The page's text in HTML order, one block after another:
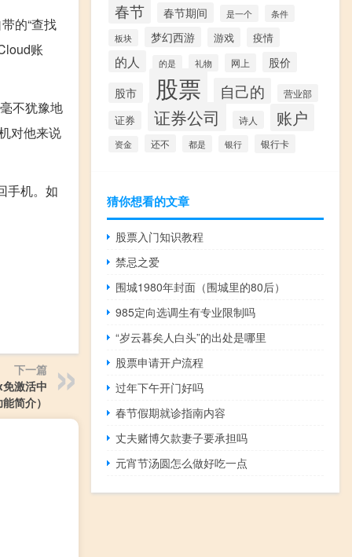
的“查找
账
不犹豫地
对他来说
手机。如
下一篇
激活中
简介）
春节 春节期间 是一个
条件
板块
梦幻西游 游戏 疫情
的人 的是 礼物 网上
股价
股市
股票 自己的 营业部
证券 证券公司 诗人 账户
资金 还不 都是 银行 银行卡
猜你想看的文章
股票入门知识教程
禁忌之爱
围城1980年封面（围城里的80后）
985定向选调生有专业限制吗
“岁云暮矣人白头”的出处是哪里
股票申请开户流程
过年下午开门好吗
春节假期就诊指南内容
丈夫赌博欠款妻子要承担吗
元宵节汤圆怎么做好吃一点